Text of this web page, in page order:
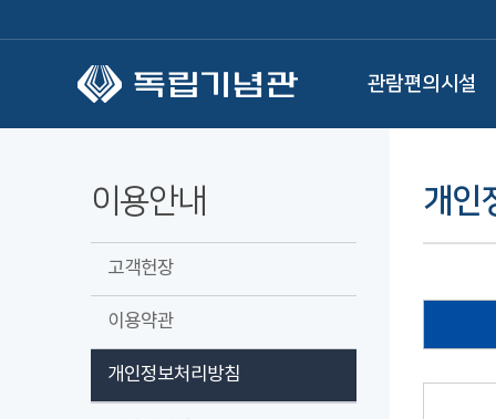
관람편의시설
이용안내
고객헌장
이용약관
개인정보처리방침
개인